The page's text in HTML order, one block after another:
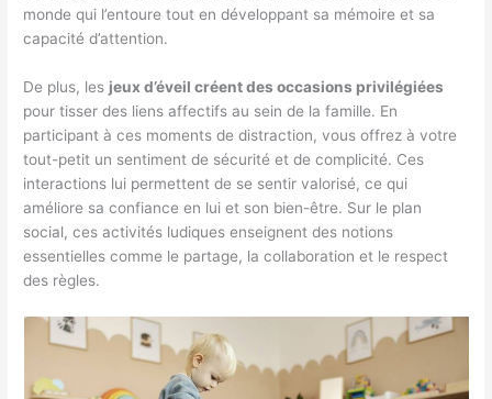
monde qui l’entoure tout en développant sa mémoire et sa
capacité d’attention.
De plus, les jeux d’éveil créent des occasions privilégiées
pour tisser des liens affectifs au sein de la famille. En
participant à ces moments de distraction, vous offrez à votre
tout-petit un sentiment de sécurité et de complicité. Ces
interactions lui permettent de se sentir valorisé, ce qui
améliore sa confiance en lui et son bien-être. Sur le plan
social, ces activités ludiques enseignent des notions
essentielles comme le partage, la collaboration et le respect
des règles.